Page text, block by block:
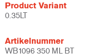
Product Variant
0.35LT
Artikelnummer
WB1096 350 ML BT